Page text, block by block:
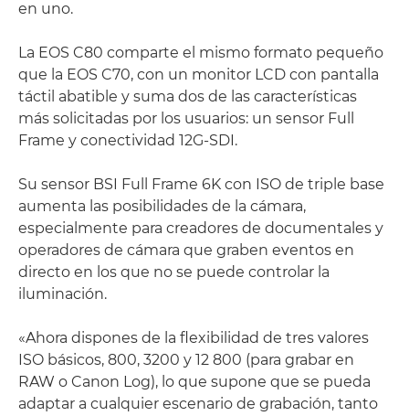
en uno.
La EOS C80 comparte el mismo formato pequeño
que la EOS C70, con un monitor LCD con pantalla
táctil abatible y suma dos de las características
más solicitadas por los usuarios: un sensor Full
Frame y conectividad 12G-SDI.
Su sensor BSI Full Frame 6K con ISO de triple base
aumenta las posibilidades de la cámara,
especialmente para creadores de documentales y
operadores de cámara que graben eventos en
directo en los que no se puede controlar la
iluminación.
«Ahora dispones de la flexibilidad de tres valores
ISO básicos, 800, 3200 y 12 800 (para grabar en
RAW o Canon Log), lo que supone que se pueda
adaptar a cualquier escenario de grabación, tanto